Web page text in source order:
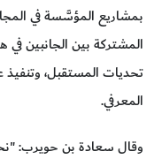
بمشاريع المؤسَّسة في
المشتركة بين الجانبين
تحديات المستقبل،
المعرفي.
وقال سعادة بن حويرب: